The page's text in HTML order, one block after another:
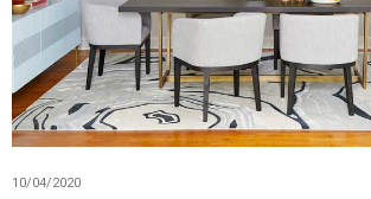
10/04/2020